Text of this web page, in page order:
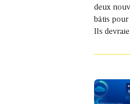
deux
bâtis
Ils